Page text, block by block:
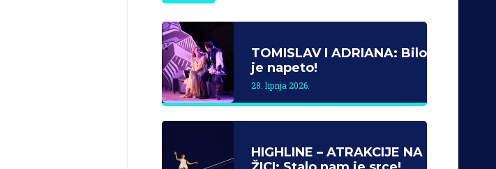
TOMISLAV I ADRIANA: Bilo
je napeto!
28. lipnja 2026.
HIGHLINE – ATRAKCIJE NA